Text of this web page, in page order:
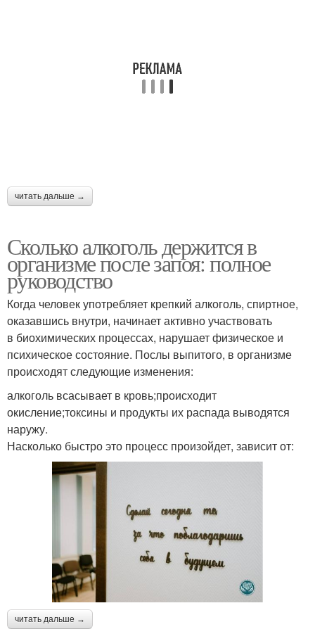
читать дальше →
Сколько алкоголь держится в
организме после запоя: полное
руководство
Когда человек употребляет крепкий алкоголь, спиртное,
оказавшись внутри, начинает активно участвовать
в биохимических процессах, нарушает физическое и
психическое состояние. Послы выпитого, в организме
происходят следующие изменения:
алкоголь всасывает в кровь;происходит
окисление;токсины и продукты их распада выводятся
наружу.
Насколько быстро это процесс произойдет, зависит от:
читать дальше →